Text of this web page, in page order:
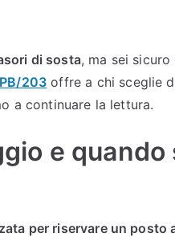
di sosta, ma sei
203 offre a chi sceglie
a continuare la lettura.
e quando
per riservare un posto